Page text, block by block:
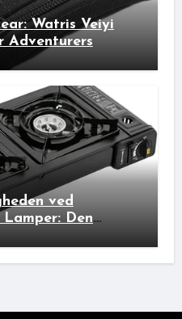
Watris Veiyi
Adventurers
ved
Den